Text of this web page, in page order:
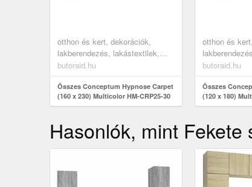
otthon és kert, dekorációk,
lakberendezés, lakástextilek,
szőnyegek
butoraid.hu
Összes Conceptum Hypnose Carpet
(160 x 230) Multicolor HM-CRP25-30
otthon és
szőnyegek
butoraid.hu
Összes
(120 x 180)
Hasonlók, mint